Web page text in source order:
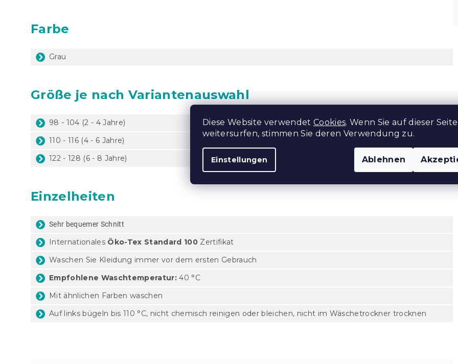
Diese Website verwendet Cookies. Wenn Sie auf dieser Seite
weitersurfen, stimmen Sie deren Verwendung zu.
Einstellungen Ablehnen
Farbe
Grau
Größe je nach Variantenauswahl
98 - 104 (2 - 4 Jahre)
110 - 116 (4 - 6 Jahre)
122 - 128 (6 - 8 Jahre)
Einzelheiten
Sehr bequemer Schnitt
Internationales Öko-Tex Standard 100 Zertifikat
Waschen Sie Kleidung immer vor dem ersten Gebrauch
Empfohlene Waschtemperatur: 40 °C
Mit ähnlichen Farben waschen
Auf links bügeln bis 110 °C, nicht chemisch reinigen oder bleichen, nicht im Wäschetrockner trocknen